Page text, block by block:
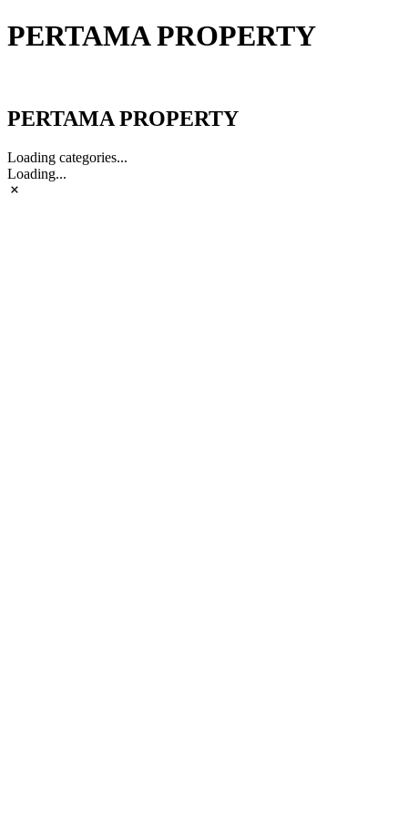
PERTAMA PROPERTY
PERTAMA PROPERTY
Loading categories...
Loading...